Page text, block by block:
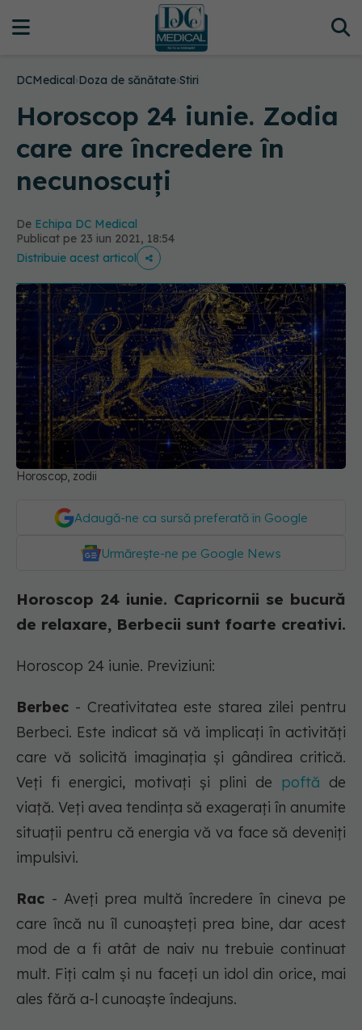
DCMedical›Doza de sănătate›Stiri
Horoscop 24 iunie. Zodia
care are încredere în
necunoscuți
De Echipa DC Medical
Publicat pe 23 iun 2021, 18:54
Distribuie acest articol
Horoscop, zodii
Adaugă-ne ca sursă preferată în Google
Urmărește-ne pe Google News
Horoscop 24 iunie. Capricornii se bucură
de relaxare, Berbecii sunt foarte creativi.
Horoscop 24 iunie. Previziuni:
Berbec - Creativitatea este starea zilei pentru
Berbeci. Este indicat să vă implicați în activități
care vă solicită imaginația și gândirea critică.
Veți fi energici, motivați și plini de poftă de
viață. Veți avea tendința să exagerați în anumite
situații pentru că energia vă va face să deveniți
impulsivi.
Rac - Aveți prea multă încredere în cineva pe
care încă nu îl cunoașteți prea bine, dar acest
mod de a fi atât de naiv nu trebuie continuat
mult. Fiţi calm şi nu faceţi un idol din orice, mai
ales fără a-l cunoaşte îndeajuns.